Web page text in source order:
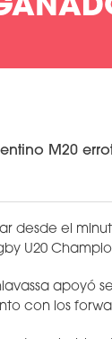
M20
desde el
U20
apoyó
con los